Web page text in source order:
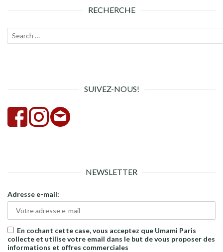
RECHERCHE
Recherche
SUIVEZ-NOUS!
NEWSLETTER
Adresse e-mail:
En cochant cette case, vous acceptez que Umami Paris
collecte et utilise votre email dans le but de vous proposer des
informations et offres commerciales